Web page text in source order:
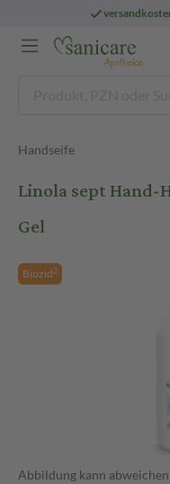
Handseife
Linola sept Hand-
Gel
Biozid2
Abbildung kann abweichen